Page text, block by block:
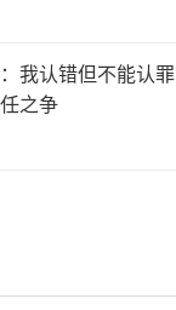
我认错但不能认罪
之争